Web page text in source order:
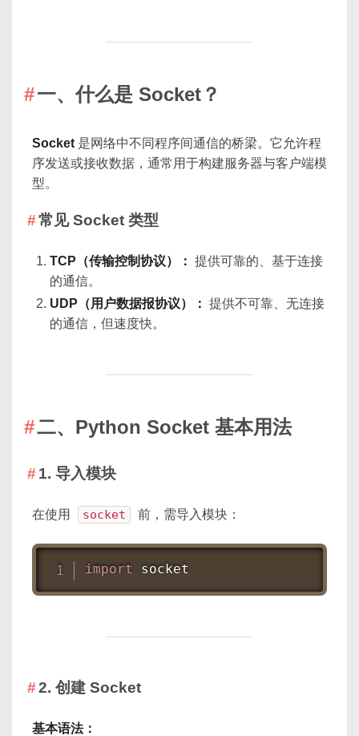
一、什么是 Socket？
Socket 是网络中不同程序间通信的桥梁。它允许程
序发送或接收数据，通常用于构建服务器与客户端模
型。
常见 Socket 类型
TCP（传输控制协议）： 提供可靠的、基于连接
的通信。
UDP（用户数据报协议）： 提供不可靠、无连接
的通信，但速度快。
二、Python Socket 基本用法
1. 导入模块
在使用 socket 前，需导入模块：
import socket
2. 创建 Socket
基本语法：